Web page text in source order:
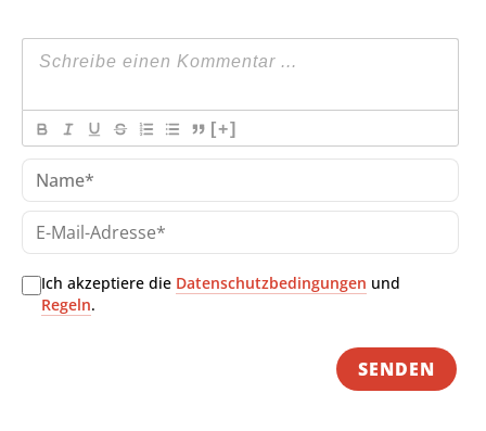
[+]
E-
Ich akzeptiere die Datenschutzbedingungen und
Regeln.